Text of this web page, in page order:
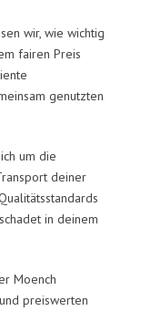
wir, wie wichtig
fairen Preis
genutzten
um die
deiner
in deinem
Moench
preiswerten